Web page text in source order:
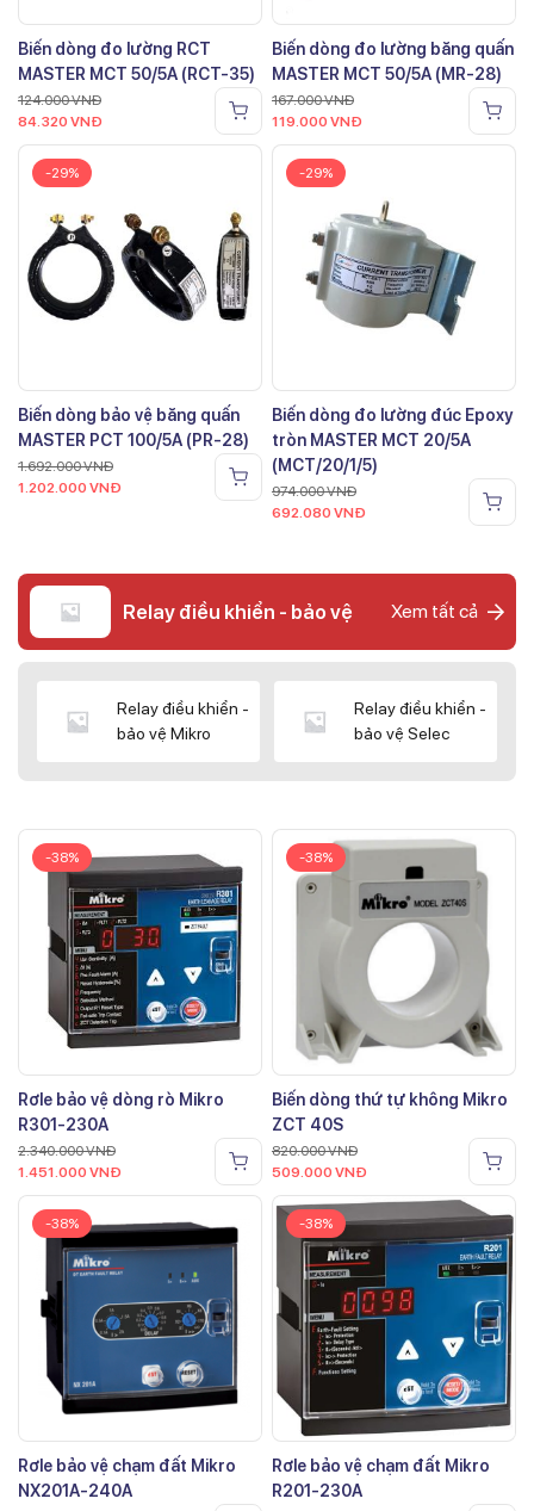
Biến dòng đo lường RCT
MASTER MCT 50/5A (RCT-35)
124.000VNĐ
84.320 VNĐ
Biến dòng đo lường băng quấn
MASTER MCT 50/5A (MR-28)
167.000VNĐ
119.000 VNĐ
-29%
Biến dòng bảo vệ băng quấn
MASTER PCT 100/5A (PR-28)
1.692.000VNĐ
1.202.000 VNĐ
-29%
Biến dòng đo lường đúc Epoxy
tròn MASTER MCT 20/5A
(MCT/20/1/5)
974.000VNĐ
692.080 VNĐ
Relay điều khiển - bảo vệ Xem tất cả
Relay điều khiển -
bảo vệ Mikro
Relay điều khiển -
bảo vệ Selec
-38%
Rơle bảo vệ dòng rò Mikro
R301-230A
2.340.000VNĐ
1.451.000 VNĐ
-38%
Biến dòng thứ tự không Mikro
ZCT 40S
820.000VNĐ
509.000 VNĐ
-38%
Rơle bảo vệ chạm đất Mikro
NX201A-240A
-38%
Rơle bảo vệ chạm đất Mikro
R201-230A